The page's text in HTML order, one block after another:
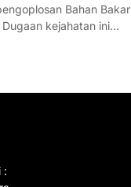
Bahan Bakar
kejahatan ini…
: